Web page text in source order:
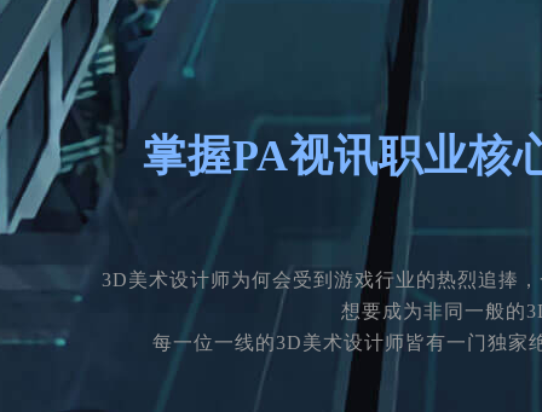
掌握PA视讯职业核
3D美术设计师为何会受到游戏行业的热烈追捧
想要成为非同一般的
每一位一线的3D美术设计师皆有一门独家